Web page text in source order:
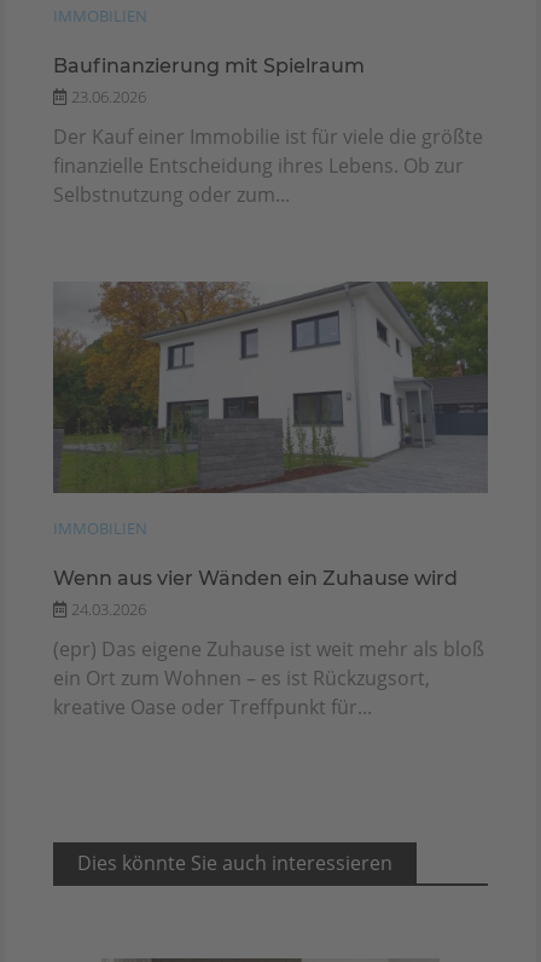
IMMOBILIEN
Baufinanzierung mit Spielraum
23.06.2026
Der Kauf einer Immobilie ist für viele die größte
finanzielle Entscheidung ihres Lebens. Ob zur
Selbstnutzung oder zum...
IMMOBILIEN
Wenn aus vier Wänden ein Zuhause wird
24.03.2026
(epr) Das eigene Zuhause ist weit mehr als bloß
ein Ort zum Wohnen – es ist Rückzugsort,
kreative Oase oder Treffpunkt für...
Dies könnte Sie auch interessieren